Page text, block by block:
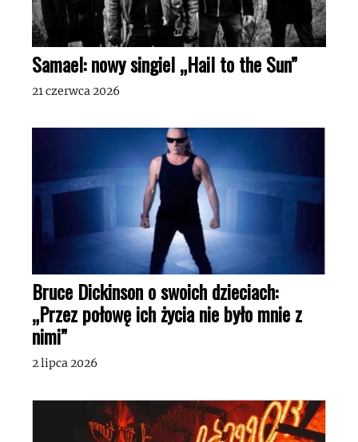
Samael: nowy singiel „Hail to the Sun”
21 czerwca 2026
Bruce Dickinson o swoich dzieciach:
„Przez połowę ich życia nie było mnie z
nimi”
2 lipca 2026